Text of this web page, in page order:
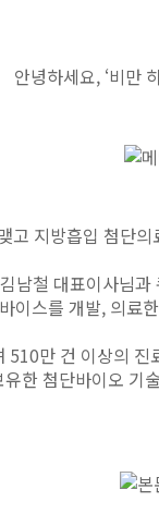
안녕하세요, ‘비만
지방흡입 첨단
철 대표이사님
이스를 개발, 의료
만 건 이상의
한 첨단바이오